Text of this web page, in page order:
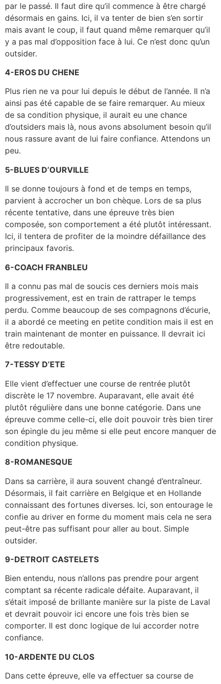
par le passé. Il faut dire qu’il commence à être chargé
désormais en gains. Ici, il va tenter de bien s’en sortir
mais avant le coup, il faut quand même remarquer qu’il
y a pas mal d’opposition face à lui. Ce n’est donc qu’un
outsider.
4-EROS DU CHENE
Plus rien ne va pour lui depuis le début de l’année. Il n’a
ainsi pas été capable de se faire remarquer. Au mieux
de sa condition physique, il aurait eu une chance
d’outsiders mais là, nous avons absolument besoin qu’il
nous rassure avant de lui faire confiance. Attendons un
peu.
5-BLUES D’OURVILLE
Il se donne toujours à fond et de temps en temps,
parvient à accrocher un bon chèque. Lors de sa plus
récente tentative, dans une épreuve très bien
composée, son comportement a été plutôt intéressant.
Ici, il tentera de profiter de la moindre défaillance des
principaux favoris.
6-COACH FRANBLEU
Il a connu pas mal de soucis ces derniers mois mais
progressivement, est en train de rattraper le temps
perdu. Comme beaucoup de ses compagnons d’écurie,
il a abordé ce meeting en petite condition mais il est en
train maintenant de monter en puissance. Il devrait ici
être redoutable.
7-TESSY D’ETE
Elle vient d’effectuer une course de rentrée plutôt
discrète le 17 novembre. Auparavant, elle avait été
plutôt régulière dans une bonne catégorie. Dans une
épreuve comme celle-ci, elle doit pouvoir très bien tirer
son épingle du jeu même si elle peut encore manquer de
condition physique.
8-ROMANESQUE
Dans sa carrière, il aura souvent changé d’entraîneur.
Désormais, il fait carrière en Belgique et en Hollande
connaissant des fortunes diverses. Ici, son entourage le
confie au driver en forme du moment mais cela ne sera
peut-être pas suffisant pour aller au bout. Simple
outsider.
9-DETROIT CASTELETS
Bien entendu, nous n’allons pas prendre pour argent
comptant sa récente radicale défaite. Auparavant, il
s’était imposé de brillante manière sur la piste de Laval
et devrait pouvoir ici encore une fois très bien se
comporter. Il est donc logique de lui accorder notre
confiance.
10-ARDENTE DU CLOS
Dans cette épreuve, elle va effectuer sa course de